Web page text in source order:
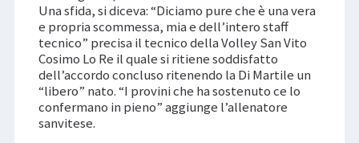
Una sfida, si diceva: “Diciamo pure che è una vera
e propria scommessa, mia e dell’intero staff
tecnico” precisa il tecnico della Volley San Vito
Cosimo Lo Re il quale si ritiene soddisfatto
dell’accordo concluso ritenendo la Di Martile un
“libero” nato. “I provini che ha sostenuto ce lo
confermano in pieno” aggiunge l’allenatore
sanvitese.